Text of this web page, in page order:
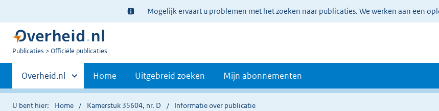
Ter
informatie:
Mogelijk ervaart u problemen met het zoeken naar publicaties. We werken aan een
U
Publicaties Officiële publicaties
Primaire
navigatie
Andere
sites
binnen
Overheid.nl Home Uitgebreid zoeken Mijn abonnementen
U bent hier: Home Kamerstuk 35604, nr. D Informatie over publicatie